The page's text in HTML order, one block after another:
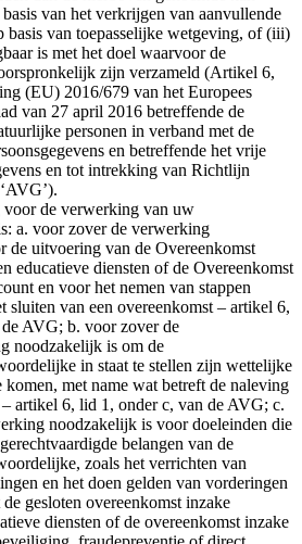
van het verkrijgen van aanvullende
basis van toepasselijke wetgeving, of (iii)
is met het doel waarvoor de
zijn verzameld (Artikel 6,
(EU) 2016/679 van het Europees
van 27 april 2016 betreffende de
personen in verband met de
en betreffende het vrije
en tot intrekking van Richtlijn
voor de verwerking van uw
a. voor zover de verwerking
de uitvoering van de Overeenkomst
educatieve diensten of de Overeenkomst
en voor het nemen van stappen
sluiten van een overeenkomst – artikel 6,
AVG; b. voor zover de
noodzakelijk is om de
in staat te stellen zijn wettelijke
met name wat betreft de naleving
artikel 6, lid 1, onder c, van de AVG; c.
noodzakelijk is voor doeleinden die
belangen van de
zoals het verrichten van
en het doen gelden van vorderingen
gesloten overeenkomst inzake
diensten of de overeenkomst inzake